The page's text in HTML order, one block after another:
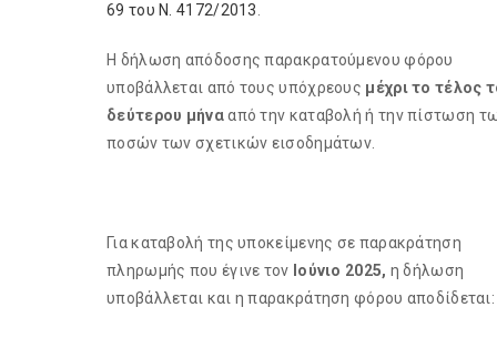
69 του Ν. 4172/2013
Η δήλωση απόδοσης παρακρατούμενου φόρου
υποβάλλεται από τους υπόχρεους μέχρι το τέλος
δεύτερου μήνααπό την καταβολή ή την πίστωση
ποσών των σχετικών εισοδημάτων.
Για καταβολή της υποκείμενης σε παρακράτηση
πληρωμής που έγινε τον Ιούνιο 2025, η δήλωση
υποβάλλεται και η παρακράτηση φόρου αποδίδεται: